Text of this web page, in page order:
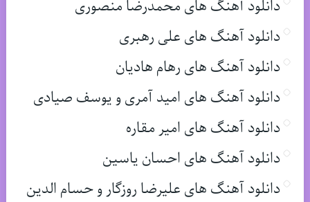
دانلود آهنگ های محمدرضا منصوری
دانلود آهنگ های علی رهبری
دانلود آهنگ های رهام هادیان
دانلود آهنگ های امید آمری و یوسف صیادی
دانلود آهنگ های امیر مقاره
دانلود آهنگ های احسان یاسین
دانلود آهنگ های علیرضا روزگار و حسام الدین